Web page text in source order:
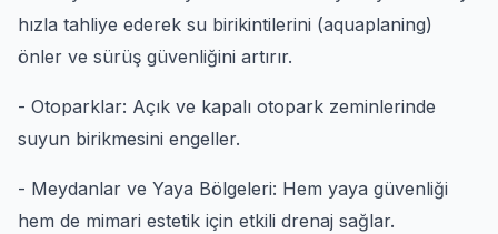
hızla tahliye ederek su birikintilerini (aquaplaning)
önler ve sürüş güvenliğini artırır.
- Otoparklar: Açık ve kapalı otopark zeminlerinde
suyun birikmesini engeller.
- Meydanlar ve Yaya Bölgeleri: Hem yaya güvenliği
hem de mimari estetik için etkili drenaj sağlar.